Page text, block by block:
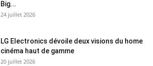
Big...
24 juillet 2026
LG Electronics dévoile deux visions du home
cinéma haut de gamme
20 juillet 2026